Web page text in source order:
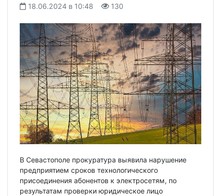
18.06.2024 в 10:48 130
В Севастополе прокуратура выявила нарушение
предприятием сроков технологического
присоединения абонентов к электросетям, по
результатам проверки юридическое лицо